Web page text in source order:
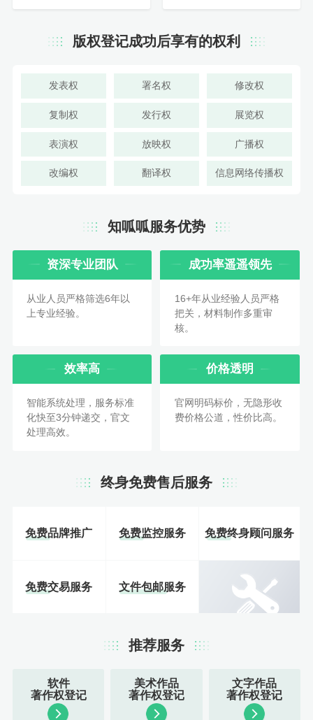
版权登记成功后享有的权利
发表权 署名权 修改权
复制权 发行权 展览权
表演权 放映权 广播权
改编权 翻译权 信息网络传播权
知呱呱服务优势
资深专业团队
从业人员严格筛选6年以
上专业经验。
成功率遥遥领先
16+年从业经验人员严格
把关，材料制作多重审
核。
效率高
智能系统处理，服务标准
化快至3分钟递交，官文
处理高效。
价格透明
官网明码标价，无隐形收
费价格公道，性价比高。
终身免费售后服务
免费品牌推广 免费监控服务 免费终身顾问服务
免费交易服务 文件包邮服务
推荐服务
软件
著作权登记
美术作品
著作权登记
文字作品
著作权登记